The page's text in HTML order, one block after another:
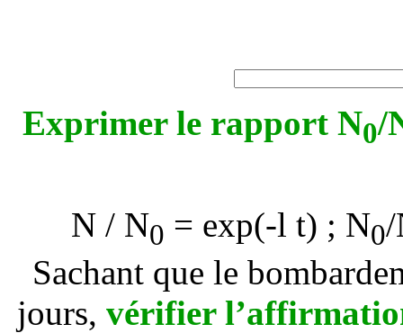
Exprimer le rapport N0/
N / N0 = exp(-l t) ; N0/
Sachant que le
jours, vérifier